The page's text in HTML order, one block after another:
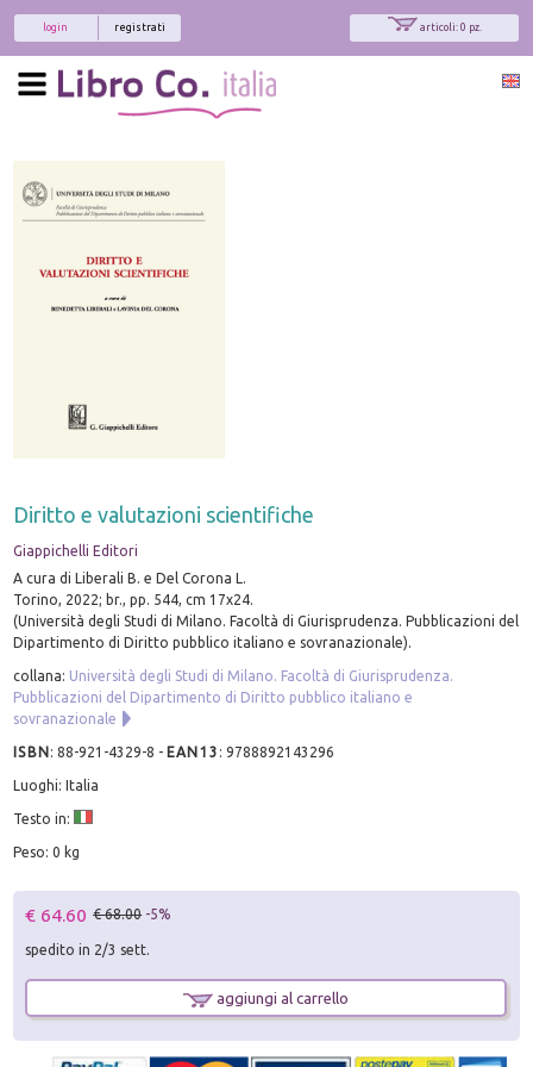
articoli: 0 pz.
registrati
login
Diritto e valutazioni scientifiche
Giappichelli Editori
A cura di Liberali B. e Del Corona L.
Torino, 2022; br., pp. 544, cm 17x24.
(Università degli Studi di Milano. Facoltà di Giurisprudenza. Pubblicazioni del
Dipartimento di Diritto pubblico italiano e sovranazionale).
collana: Università degli Studi di Milano. Facoltà di Giurisprudenza.
Pubblicazioni del Dipartimento di Diritto pubblico italiano e
sovranazionale
ISBN:88-921-4329-8 - EAN13 :9788892143296
Luoghi: Italia
Testo in:
Peso: 0 kg
€ 64.60 € 68.00 -5%
spedito in 2/3 sett.
aggiungi al carrello